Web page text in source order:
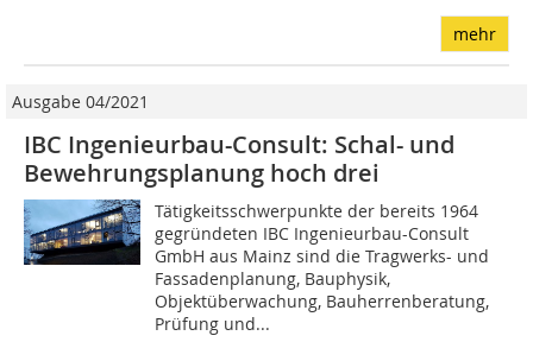
mehr
Ausgabe 04/2021
IBC Ingenieurbau-Consult: Schal- und
Bewehrungsplanung hoch drei
Tätigkeitsschwerpunkte der bereits 1964
gegründeten IBC Ingenieurbau-Consult
GmbH aus Mainz sind die Tragwerks- und
Fassadenplanung, Bauphysik,
Objektüberwachung, Bauherrenberatung,
Prüfung und...